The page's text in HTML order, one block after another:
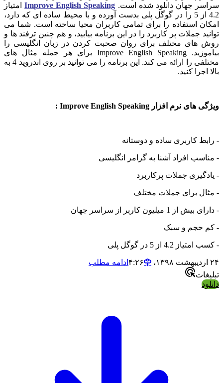
سراسر جهان دانلود شده است. Improve English Speakingامتیاز
4.2 از 5 را در گوگل پلی بدست آورده و با محیط ساده ای که دارد،
امکان استفاده را برای تمامی کاربران محیا ساخته است. شما می
توانید جملات پر کاربرد را در این برنامه بیابید، و هم چنین ترفند ها و
روش های مختلف برای روان صحبت کردن در زبان انگلیسی را
بیاموزید. Improve English Speaking برای هر جمله مثال های
مختلفی را ارائه می کند. این برنامه را می توانید بر روی اندروید 4 به
بالا اجرا کنید.
ویژگی های نرم افزار Improve English Speaking :
- رابط کاربری ساده و دوستانه
- مناسب افراد آشنا به گرامر انگلیسی
- یادگیری جملات پرکاربرد
- مثال برای جملات مختلف
- دارای بیش از 1 میلیون کاربر از سراسر جهان
- کم حجم و سبک
- کسب امتیاز 4.2 از 5 در گوگل پلی
۲۴ اردیبهشت ۱۳۹۸،‏ ۴:۲۶
ادامه مطلب
تبلیغات
دانلود